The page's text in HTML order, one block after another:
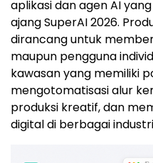
aplikasi dan agen AI
ajang SuperAI 2026.
dirancang untuk
maupun pengguna
kawasan yang memiliki
mengotomatisasi alur
produksi kreatif, dan
digital di berbagai